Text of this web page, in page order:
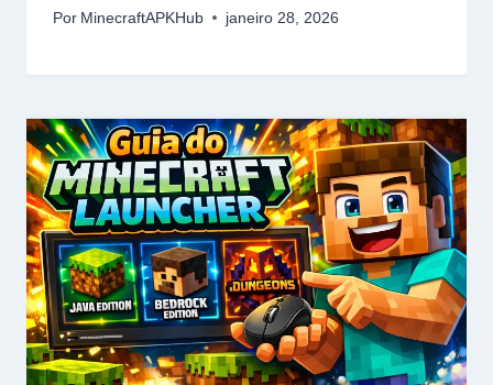
Por MinecraftAPKHub janeiro 28, 2026